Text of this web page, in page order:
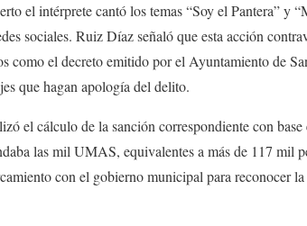
el intérprete cantó los temas “Soy el Pantera” y
sociales. Ruiz Díaz señaló que esta acción
como el decreto emitido por el Ayuntamiento de
que hagan apología del delito.
el cálculo de la sanción correspondiente con
las mil UMAS, equivalentes a más de 117 mil
con el gobierno municipal para reconocer